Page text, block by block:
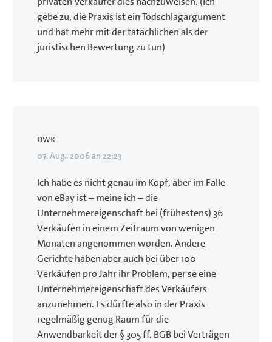
gebe zu, die Praxis ist ein Todschlagargument
und hat mehr mit der tatächlichen als der
juristischen Bewertung zu tun)
DWK
07. Aug.. 2006 an 22:23
Ich habe es nicht genau im Kopf, aber im Falle
von eBay ist – meine ich – die
Unternehmereigenschaft bei (frühestens) 36
Verkäufen in einem Zeitraum von wenigen
Monaten angenommen worden. Andere
Gerichte haben aber auch bei über 100
Verkäufen pro Jahr ihr Problem, per se eine
Unternehmereigenschaft des Verkäufers
anzunehmen. Es dürfte also in der Praxis
regelmäßig genug Raum für die
Anwendbarkeit der § 305 ff. BGB bei Verträgen